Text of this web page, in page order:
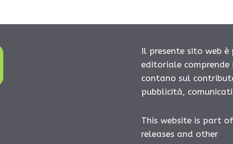
Il presente sito web
editoriale
contano sul
pubblicità,
This website is part
releases and other